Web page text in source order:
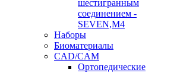
шестигранным
соединением -
SEVEN,M4
Наборы
Биоматериалы
CAD/CAM
Ортопедические